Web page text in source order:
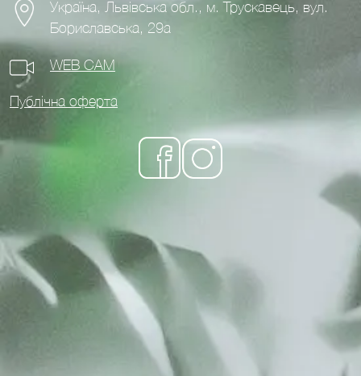
Україна, Львівська обл., м. Трускавець, вул.
Бориславська, 29а
WEB CAM
Публічна оферта